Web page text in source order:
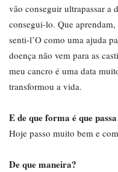
vão conseguir ultrapassar a
consegui-lo. Que
senti-l’O como uma ajuda
doença não vem para as
meu cancro é uma data
transformou a vida.
E de que forma é que
Hoje passo muito bem e
De que maneira?